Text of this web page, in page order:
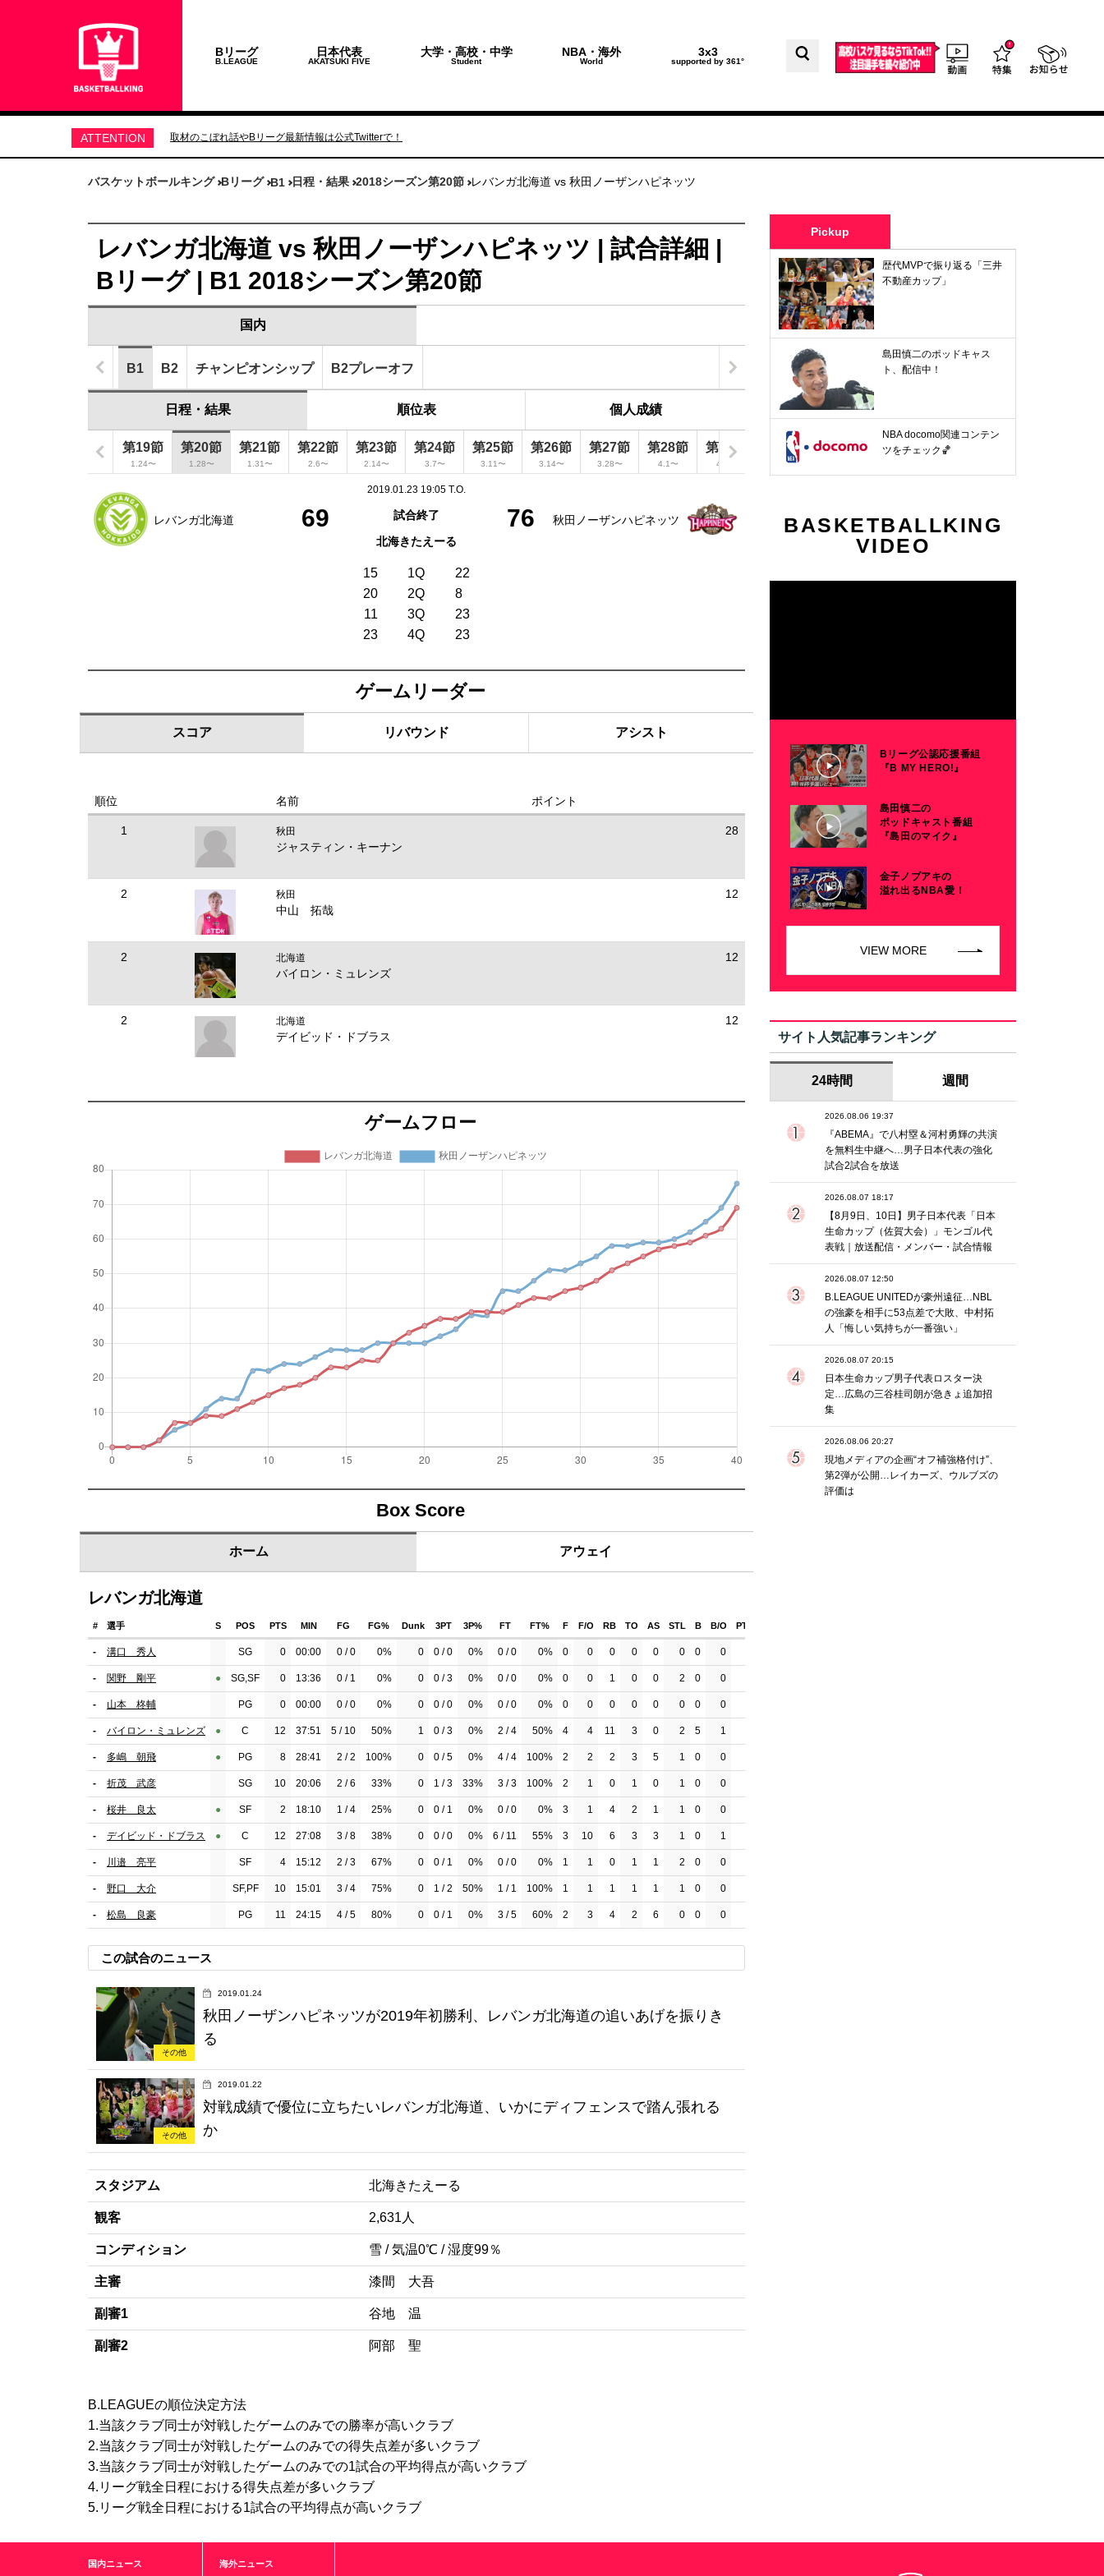
Bリーグ
B.LEAGUE
日本代表
AKATSUKI FIVE
大学・高校・中学
Student
NBA・海外
World
3x3
supported by 361°
ATTENTION 取材のこぼれ話やBリーグ最新情報は公式Twitterで！
バスケットボールキング Bリーグ B1 日程・結果 2018シーズン第20節 レバンガ北海道 vs 秋田ノーザンハピネッツ
レバンガ北海道 vs 秋田ノーザンハピネッツ | 試合詳細 |
Bリーグ | B1 2018シーズン第20節
国内
B1 B2 チャンピオンシップ B2プレーオフ
日程・結果 順位表 個人成績
第18節 第19節
1.24〜
第20節
1.28〜
第21節
1.31〜
第22節
2.6〜
第23節
2.14〜
第24節
3.7〜
第25節
3.11〜
第26節
3.14〜
第27節
3.28〜
第28節
4.1〜
第29節
4.4〜
第30節
4.8〜
第31節 第32節 第33節
レバンガ北海道 69
2019.01.23 19:05 T.O.
試合終了
北海きたえーる
15 1Q
22
20
2Q
8
11
3Q
23
23
4Q 23
76 秋田ノーザンハピネッツ
ゲームリーダー
スコア リバウンド アシスト
順位 名前 ポイント
1 秋田
ジャスティン・キーナン
28
2 秋田
中山 拓哉
12
2 北海道
バイロン・ミュレンズ
12
2 北海道
デイビッド・ドブラス
12
ゲームフロー
Box Score
ホーム アウェイ
レバンガ北海道
# 選手 S POS PTS MIN FG FG% Dunk 3PT 3P% FT FT% F F/O RB TO AS STL B B/O PTFB
- 溝口 秀人 SG 0 00:00 0 / 0 0% 0 0 / 0 0% 0 / 0 0% 0 0 0 0 0 0 0 0
- 関野 剛平 ●︎ SG,SF 0 13:36 0 / 1 0% 0 0 / 3 0% 0 / 0 0% 0 0 1 0 0 2 0 0
- 山本 柊輔 PG 0 00:00 0 / 0 0% 0 0 / 0 0% 0 / 0 0% 0 0 0 0 0 0 0 0
- バイロン・ミュレンズ ●︎ C 12 37:51 5 / 10 50% 1 0 / 3 0% 2 / 4 50% 4 4 11 3 0 2 5 1
- 多嶋 朝飛 ●︎ PG 8 28:41 2 / 2 100% 0 0 / 5 0% 4 / 4 100% 2 2 2 3 5 1 0 0
- 折茂 武彦 SG 10 20:06 2 / 6 33% 0 1 / 3 33% 3 / 3 100% 2 1 0 1 0 1 0 0
- 桜井 良太 ●︎ SF 2 18:10 1 / 4 25% 0 0 / 1 0% 0 / 0 0% 3 1 4 2 1 1 0 0
- デイビッド・ドブラス ●︎ C 12 27:08 3 / 8 38% 0 0 / 0 0% 6 / 11 55% 3 10 6 3 3 1 0 1
- 川邉 亮平 SF 4 15:12 2 / 3 67% 0 0 / 1 0% 0 / 0 0% 1 1 0 1 1 2 0 0
- 野口 大介 SF,PF 10 15:01 3 / 4 75% 0 1 / 2 50% 1 / 1 100% 1 1 1 1 1 1 0 0
- 松島 良豪 PG 11 24:15 4 / 5 80% 0 0 / 1 0% 3 / 5 60% 2 3 4 2 6 0 0 0
この試合のニュース
その他
2019.01.24
秋田ノーザンハピネッツが2019年初勝利、レバンガ北海道の追いあげを振りき
る
その他
2019.01.22
対戦成績で優位に立ちたいレバンガ北海道、いかにディフェンスで踏ん張れる
か
スタジアム 北海きたえーる
観客 2,631人
コンディション 雪 / 気温0℃ / 湿度99％
主審 漆間 大吾
副審1 谷地 温
副審2 阿部 聖
B.LEAGUEの順位決定方法
1.当該クラブ同士が対戦したゲームのみでの勝率が高いクラブ
2.当該クラブ同士が対戦したゲームのみでの得失点差が多いクラブ
3.当該クラブ同士が対戦したゲームのみでの1試合の平均得点が高いクラブ
4.リーグ戦全日程における得失点差が多いクラブ
5.リーグ戦全日程における1試合の平均得点が高いクラブ
Pickup
歴代MVPで振り返る「三井
不動産カップ」
島田慎二のポッドキャス
ト、配信中！
NBA docomo関連コンテン
ツをチェック🏀
BASKETBALLKING
VIDEO
Bリーグ公認応援番組
『B MY HERO!』
島田慎二の
ポッドキャスト番組
『島田のマイク』
金子ノブアキの
溢れ出るNBA愛！
VIEW MORE
サイト人気記事ランキング
24時間 週間
2026.08.06 19:37
『ABEMA』で八村塁＆河村勇輝の共演
を無料生中継へ…男子日本代表の強化
試合2試合を放送
2026.08.07 18:17
【8月9日、10日】男子日本代表「日本
生命カップ（佐賀大会）」モンゴル代
表戦｜放送配信・メンバー・試合情報
2026.08.07 12:50
B.LEAGUE UNITEDが豪州遠征…NBL
の強豪を相手に53点差で大敗、中村拓
人「悔しい気持ちが一番強い」
2026.08.07 20:15
日本生命カップ男子代表ロスター決
定…広島の三谷桂司朗が急きょ追加招
集
2026.08.06 20:27
現地メディアの企画“オフ補強格付け”、
第2弾が公開…レイカーズ、ウルブズの
評価は
国内ニュース 海外ニュース